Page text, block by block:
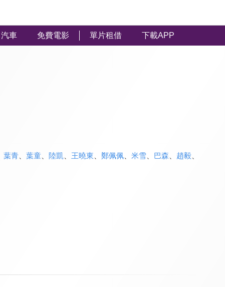
汽車 免費電影 單片租借 下載APP
葉青、 葉童、 陸凱 王曉東 鄭佩佩、 米雪 巴森 趙毅、